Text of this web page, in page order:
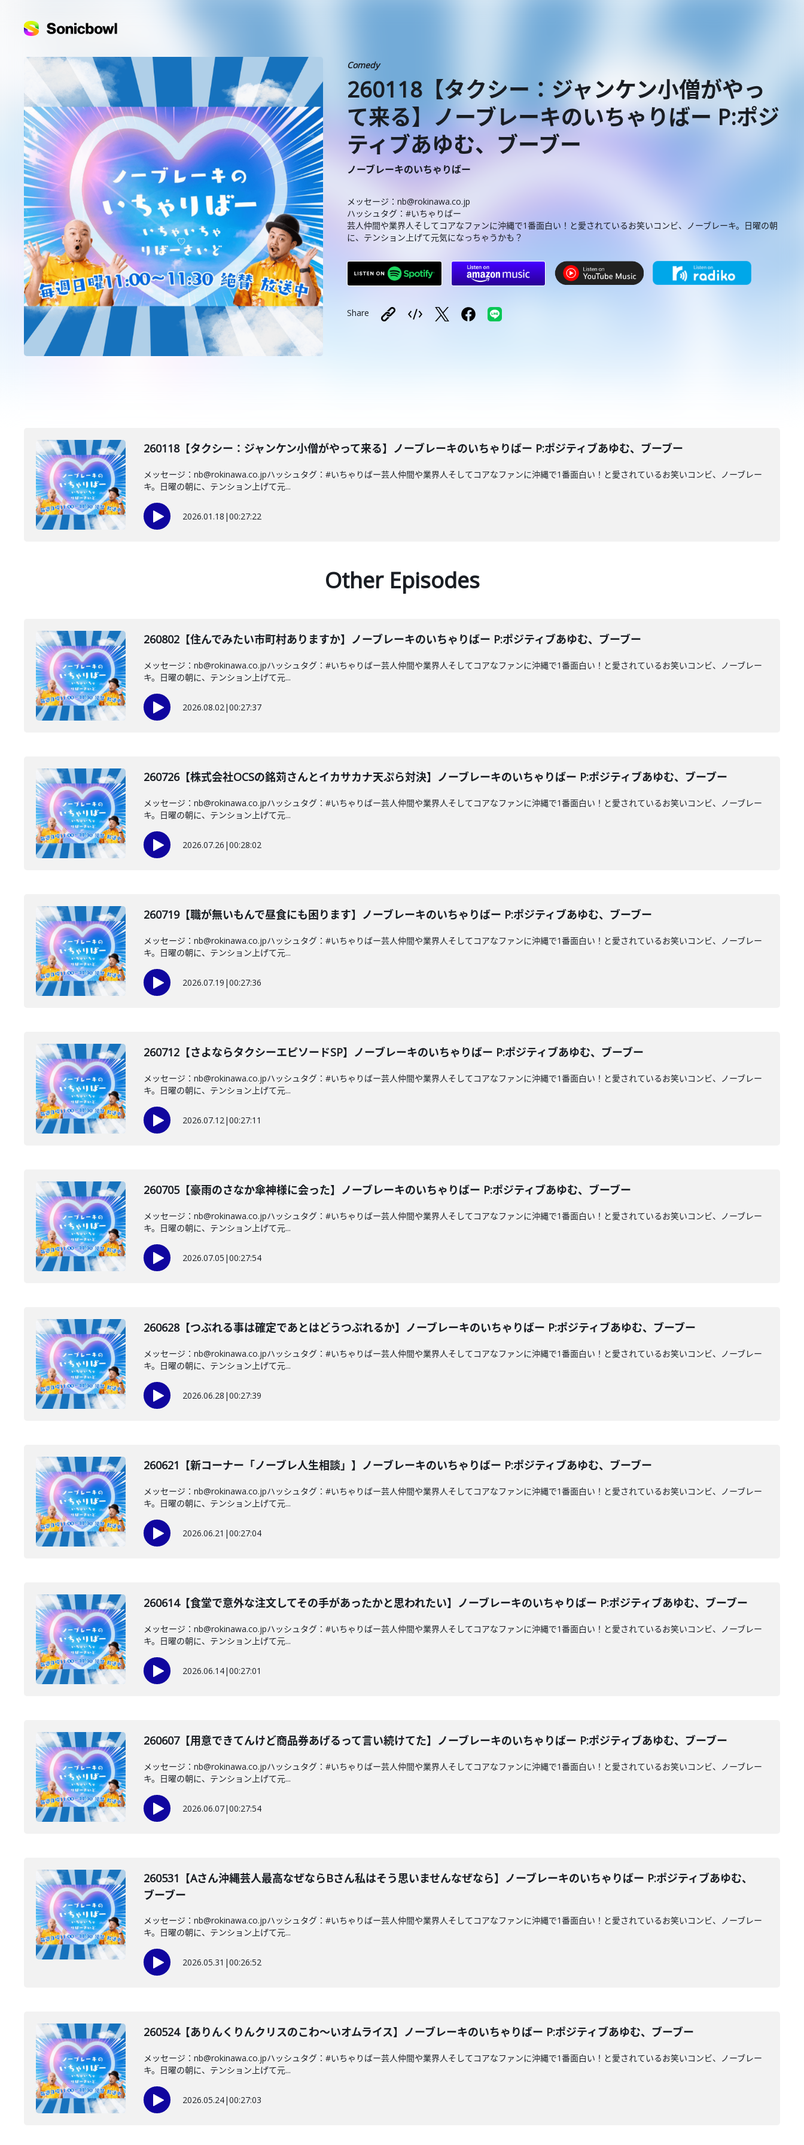
Comedy
260118【タクシー：ジャンケン小僧がやっ
て来る】ノーブレーキのいちゃりばー P:ポジ
ティブあゆむ、ブーブー
ノーブレーキのいちゃりばー
メッセージ：nb@rokinawa.co.jp
ハッシュタグ：#いちゃりばー
芸人仲間や業界人そしてコアなファンに沖縄で1番面白い！と愛されているお笑いコンビ、ノーブレーキ。日曜の朝
に、テンション上げて元気になっちゃうかも？
Share
260118【タクシー：ジャンケン小僧がやって来る】ノーブレーキのいちゃりばー P:ポジティブあゆむ、ブーブー
メッセージ：nb@rokinawa.co.jpハッシュタグ：#いちゃりばー芸人仲間や業界人そしてコアなファンに沖縄で1番面白い！と愛されているお笑いコンビ、ノーブレー
キ。日曜の朝に、テンション上げて元...
2026.01.18 |00:27:22
Other Episodes
260802【住んでみたい市町村ありますか】ノーブレーキのいちゃりばー P:ポジティブあゆむ、ブーブー
メッセージ：nb@rokinawa.co.jpハッシュタグ：#いちゃりばー芸人仲間や業界人そしてコアなファンに沖縄で1番面白い！と愛されているお笑いコンビ、ノーブレー
キ。日曜の朝に、テンション上げて元...
2026.08.02|00:27:37
260726【株式会社OCSの銘苅さんとイカサカナ天ぷら対決】ノーブレーキのいちゃりばー P:ポジティブあゆむ、ブーブー
メッセージ：nb@rokinawa.co.jpハッシュタグ：#いちゃりばー芸人仲間や業界人そしてコアなファンに沖縄で1番面白い！と愛されているお笑いコンビ、ノーブレー
キ。日曜の朝に、テンション上げて元...
2026.07.26 |00:28:02
260719【職が無いもんで昼食にも困ります】ノーブレーキのいちゃりばー P:ポジティブあゆむ、ブーブー
メッセージ：nb@rokinawa.co.jpハッシュタグ：#いちゃりばー芸人仲間や業界人そしてコアなファンに沖縄で1番面白い！と愛されているお笑いコンビ、ノーブレー
キ。日曜の朝に、テンション上げて元...
2026.07.19 |00:27:36
260712【さよならタクシーエピソードSP】ノーブレーキのいちゃりばー P:ポジティブあゆむ、ブーブー
メッセージ：nb@rokinawa.co.jpハッシュタグ：#いちゃりばー芸人仲間や業界人そしてコアなファンに沖縄で1番面白い！と愛されているお笑いコンビ、ノーブレー
キ。日曜の朝に、テンション上げて元...
2026.07.12|00:27:11
260705【豪雨のさなか傘神様に会った】ノーブレーキのいちゃりばー P:ポジティブあゆむ、ブーブー
メッセージ：nb@rokinawa.co.jpハッシュタグ：#いちゃりばー芸人仲間や業界人そしてコアなファンに沖縄で1番面白い！と愛されているお笑いコンビ、ノーブレー
キ。日曜の朝に、テンション上げて元...
2026.07.05 |00:27:54
260628【つぶれる事は確定であとはどうつぶれるか】ノーブレーキのいちゃりばー P:ポジティブあゆむ、ブーブー
メッセージ：nb@rokinawa.co.jpハッシュタグ：#いちゃりばー芸人仲間や業界人そしてコアなファンに沖縄で1番面白い！と愛されているお笑いコンビ、ノーブレー
キ。日曜の朝に、テンション上げて元...
2026.06.28 |00:27:39
260621【新コーナー「ノーブレ人生相談」】ノーブレーキのいちゃりばー P:ポジティブあゆむ、ブーブー
メッセージ：nb@rokinawa.co.jpハッシュタグ：#いちゃりばー芸人仲間や業界人そしてコアなファンに沖縄で1番面白い！と愛されているお笑いコンビ、ノーブレー
キ。日曜の朝に、テンション上げて元...
2026.06.21 |00:27:04
260614【食堂で意外な注文してその手があったかと思われたい】ノーブレーキのいちゃりばー P:ポジティブあゆむ、ブーブー
メッセージ：nb@rokinawa.co.jpハッシュタグ：#いちゃりばー芸人仲間や業界人そしてコアなファンに沖縄で1番面白い！と愛されているお笑いコンビ、ノーブレー
キ。日曜の朝に、テンション上げて元...
2026.06.14|00:27:01
260607【用意できてんけど商品券あげるって言い続けてた】ノーブレーキのいちゃりばー P:ポジティブあゆむ、ブーブー
メッセージ：nb@rokinawa.co.jpハッシュタグ：#いちゃりばー芸人仲間や業界人そしてコアなファンに沖縄で1番面白い！と愛されているお笑いコンビ、ノーブレー
キ。日曜の朝に、テンション上げて元...
2026.06.07|00:27:54
260531【Aさん沖縄芸人最高なぜならBさん私はそう思いませんなぜなら】ノーブレーキのいちゃりばー P:ポジティブあゆむ、
ブーブー
メッセージ：nb@rokinawa.co.jpハッシュタグ：#いちゃりばー芸人仲間や業界人そしてコアなファンに沖縄で1番面白い！と愛されているお笑いコンビ、ノーブレー
キ。日曜の朝に、テンション上げて元...
2026.05.31 |00:26:52
260524【ありんくりんクリスのこわ〜いオムライス】ノーブレーキのいちゃりばー P:ポジティブあゆむ、ブーブー
メッセージ：nb@rokinawa.co.jpハッシュタグ：#いちゃりばー芸人仲間や業界人そしてコアなファンに沖縄で1番面白い！と愛されているお笑いコンビ、ノーブレー
キ。日曜の朝に、テンション上げて元...
2026.05.24|00:27:03